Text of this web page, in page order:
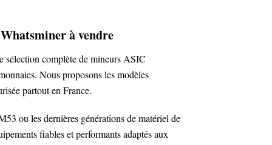
à vendre
sélection complète de mineurs ASIC
Nous proposons les modèles
partout en France.
ou les dernières générations de matériel de
fiables et performants adaptés aux